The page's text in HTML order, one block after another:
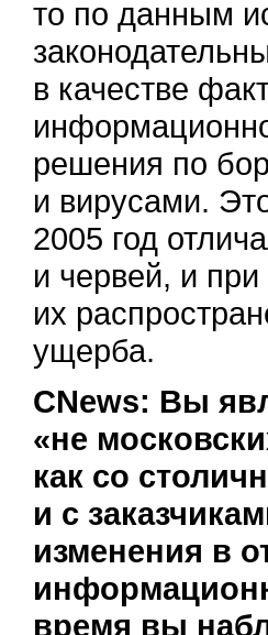
то по данным
в качестве
решения по
и вирусами.
2005 год
и червей, и
их
ущерба.
CNews: Вы
«не
как со
и с
изменения в
время вы